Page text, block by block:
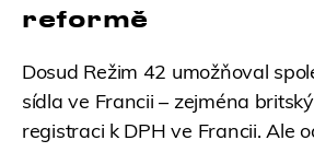
reformě
Dosud Režim 42 umožňoval
sídla ve Francii – zejména
registraci k DPH ve Francii. Ale